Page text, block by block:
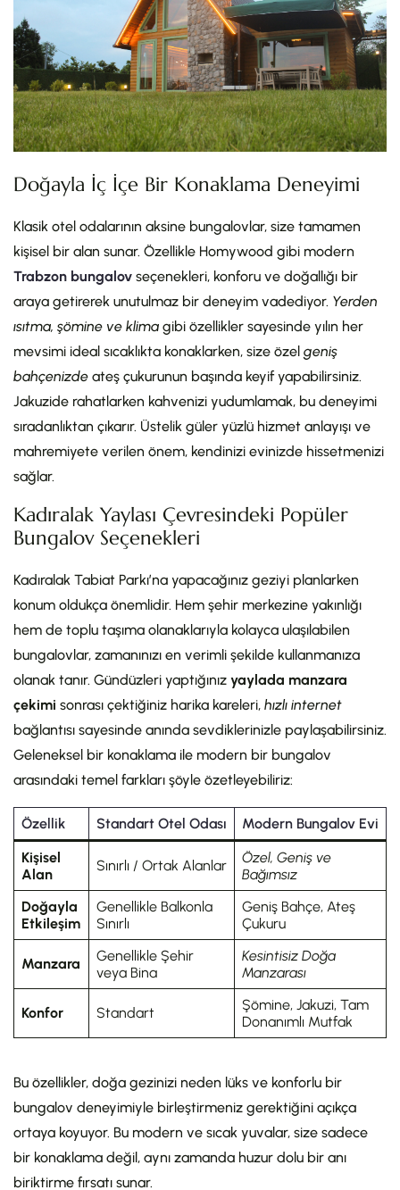
Doğayla İç İçe Bir Konaklama Deneyimi
Klasik otel odalarının aksine bungalovlar, size tamamen
kişisel bir alan sunar. Özellikle Homywood gibi modern
Trabzon bungalov seçenekleri, konforu ve doğallığı bir
araya getirerek unutulmaz bir deneyim vadediyor. Yerden
ısıtma, şömine ve klima gibi özellikler sayesinde yılın her
mevsimi ideal sıcaklıkta konaklarken, size özel geniş
bahçenizde ateş çukurunun başında keyif yapabilirsiniz.
Jakuzide rahatlarken kahvenizi yudumlamak, bu deneyimi
sıradanlıktan çıkarır. Üstelik güler yüzlü hizmet anlayışı ve
mahremiyete verilen önem, kendinizi evinizde hissetmenizi
sağlar.
Kadıralak Yaylası Çevresindeki Popüler
Bungalov Seçenekleri
Kadıralak Tabiat Parkı’na yapacağınız geziyi planlarken
konum oldukça önemlidir. Hem şehir merkezine yakınlığı
hem de toplu taşıma olanaklarıyla kolayca ulaşılabilen
bungalovlar, zamanınızı en verimli şekilde kullanmanıza
olanak tanır. Gündüzleri yaptığınız yaylada manzara
çekimi sonrası çektiğiniz harika kareleri, hızlı internet
bağlantısı sayesinde anında sevdiklerinizle paylaşabilirsiniz.
Geleneksel bir konaklama ile modern bir bungalov
arasındaki temel farkları şöyle özetleyebiliriz:
Özellik Standart Otel Odası
Modern Bungalov Evi
Kişisel
Alan
Sınırlı / Ortak Alanlar
Özel, Geniş ve
Bağımsız
Doğayla
Etkileşim
Genellikle Balkonla
Sınırlı
Geniş Bahçe, Ateş
Çukuru
Manzara
Genellikle Şehir
veya Bina
Kesintisiz Doğa
Manzarası
Konfor Standart
Şömine, Jakuzi, Tam
Donanımlı Mutfak
Bu özellikler, doğa gezinizi neden lüks ve konforlu bir
bungalov deneyimiyle birleştirmeniz gerektiğini açıkça
ortaya koyuyor. Bu modern ve sıcak yuvalar, size sadece
bir konaklama değil, aynı zamanda huzur dolu bir anı
biriktirme fırsatı sunar.